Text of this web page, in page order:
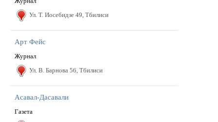
Ул. Т. Иосебидзе 49, Тбилиси
Арт Фейс
Журнал
Ул. В. Барнова 56, Тбилиси
Асавал-Дасавали
Газета